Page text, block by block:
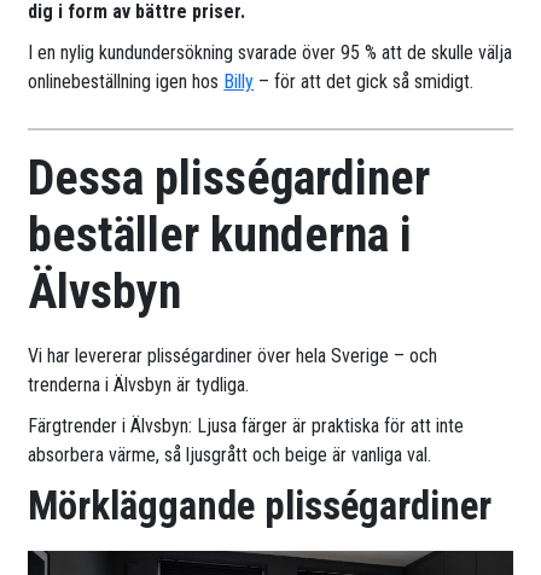
dig i form av bättre priser.
I en nylig kundundersökning svarade över 95 % att de skulle välja
onlinebeställning igen hos Billy – för att det gick så smidigt.
Dessa plisségardiner
beställer kunderna i
Älvsbyn
Vi har levererar plisségardiner över hela Sverige – och
trenderna i Älvsbyn är tydliga.
Färgtrender i Älvsbyn: Ljusa färger är praktiska för att inte
absorbera värme, så ljusgrått och beige är vanliga val.
Mörkläggande plisségardiner